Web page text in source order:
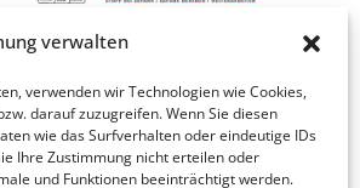
verwalten
verwenden wir Technologien wie Cookies,
darauf zuzugreifen. Wenn Sie diesen
wie das Surfverhalten oder eindeutige IDs
Ihre Zustimmung nicht erteilen oder
und Funktionen beeinträchtigt werden.